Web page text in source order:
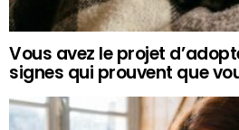
Vous avez le projet
signes qui prouvent que